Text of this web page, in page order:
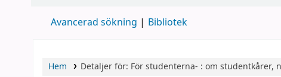
Avancerad sökning Bibliotek
Hem Detaljer för: För studenterna- : om studentkårer,